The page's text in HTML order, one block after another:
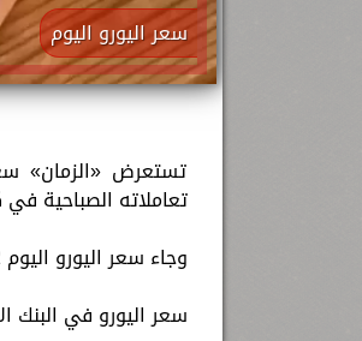
سعر اليورو اليوم
تعاملاته الصباحية
وجاء سعر اليورو اليوم 22 يناير على النحو التالي:
سعر اليورو في البنك